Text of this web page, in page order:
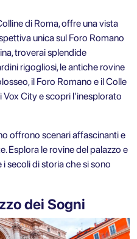
di Roma, offre una vista
unica sul Foro Romano
troverai splendide
rigogliosi, le antiche rovine
il Foro Romano e il Colle
Vox City e scopri l'inesplorato
offrono scenari affascinanti e
Esplora le rovine del palazzo e
secoli di storia che si sono
dei Sogni